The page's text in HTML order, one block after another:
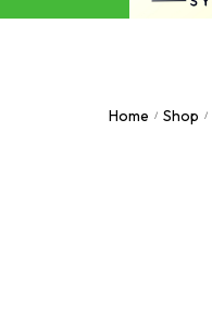
Home / Shop /